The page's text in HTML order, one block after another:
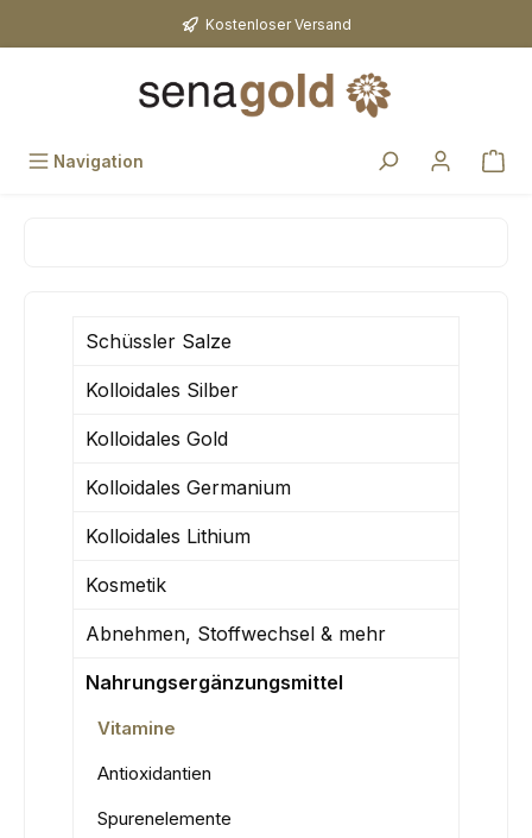
Zum Hauptinhalt springenKostenloser Versand
Navigation
Schüssler Salze
Kolloidales Silber
Kolloidales Gold
Kolloidales Germanium
Kolloidales Lithium
Kosmetik
Abnehmen, Stoffwechsel & mehr
Nahrungsergänzungsmittel
Vitamine
Antioxidantien
Spurenelemente